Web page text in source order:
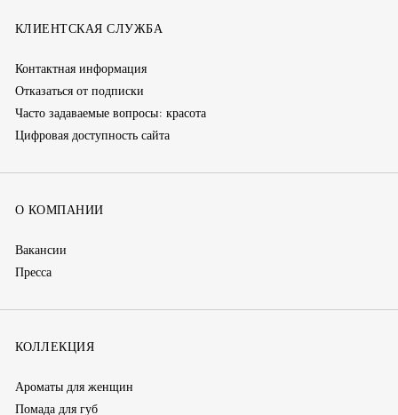
окно)
КЛИЕНТСКАЯ СЛУЖБА
Контактная информация
Отказаться от подписки
Часто задаваемые вопросы: красота
Цифровая доступность сайта
О КОМПАНИИ
Вакансии
Пресса
КОЛЛЕКЦИЯ
Ароматы для женщин
Помада для губ